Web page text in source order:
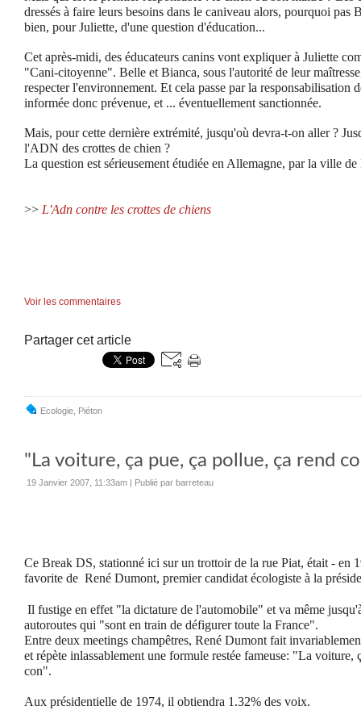
dressés à faire leurs besoins dans le caniveau alors, pourquoi pas
bien, pour Juliette, d'une question d'éducation...
Cet après-midi, des éducateurs canins vont expliquer à Juliette
"Cani-citoyenne". Belle et Bianca, sous l'autorité de leur
respecter l'environnement. Et cela passe par la responsabilisation
informée donc prévenue, et ... éventuellement sanctionnée.
Mais, pour cette dernière extrémité, jusqu'où devra-t-on aller ?
l'ADN des crottes de chien ?
La question est sérieusement étudiée en Allemagne, par la ville de
>> L'Adn contre les crottes de chiens
Voir les commentaires
Partager cet article
Ecologie Piéton
"La voiture, ça pue, ça pollue, ça rend
19 Janvier 2007, 11:33am | Publié par barreteau
Ce Break DS, stationné ici sur un trottoir de la rue Piat, était - en
favorite de René Dumont, premier candidat écologiste à la
Il fustige en effet "la dictature de l'automobile" et va même
autoroutes qui "sont en train de défigurer toute la France".
Entre deux meetings champêtres, René Dumont fait
et répète inlassablement une formule restée fameuse: "La voiture,
con".
Aux présidentielle de 1974, il obtiendra 1.32% des voix.